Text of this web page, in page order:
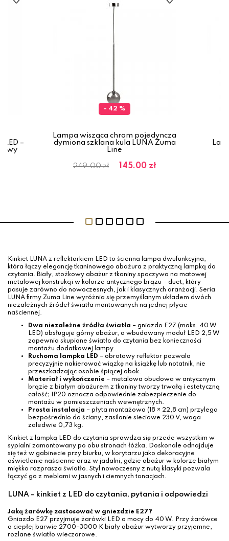
LED –
- 42 %
Lampa wisząca chrom pojedyncza
dymiona szklana kula LUNA Zuma
Line
249.00 zł 145.00 zł
Kinkiet LUNA z reflektorkiem LED to ścienna lampa dwufunkcyjna,
która łączy elegancję tkaninowego abażura z praktyczną lampką do
czytania. Biały, stożkowy abażur z tkaniny spoczywa na matowej
metalowej konstrukcji w kolorze antycznego brązu – duet, który
pasuje zarówno do nowoczesnych, jak i klasycznych aranżacji. Seria
LUNA firmy Zuma Line wyróżnia się przemyślanym układem dwóch
niezależnych źródeł światła montowanych na jednej płycie
naściennej.
Dwa niezależne źródła światła – gniazdo E27 (maks. 40 W
LED) obsługuje górny abażur, a wbudowany moduł LED 2,5 W
zapewnia skupione światło do czytania bez konieczności
montażu dodatkowej lampy.
Ruchoma lampka LED – obrotowy reflektor pozwala
precyzyjnie nakierować wiązkę na książkę lub notatnik, nie
przeszkadzając osobie śpiącej obok.
Materiał i wykończenie – metalowa obudowa w antycznym
brązie z białym abażurem z tkaniny tworzy trwałą i estetyczną
całość; IP20 oznacza odpowiednie zabezpieczenie do
montażu w pomieszczeniach wewnętrznych.
Prosta instalacja – płyta montażowa (18 × 22,8 cm) przylega
bezpośrednio do ściany, zasilanie sieciowe 230 V, waga
zaledwie 0,73 kg.
Kinkiet z lampką LED do czytania sprawdza się przede wszystkim w
sypialni zamontowany po obu stronach łóżka. Doskonale odnajduje
się też w gabinecie przy biurku, w korytarzu jako dekoracyjne
oświetlenie naścienne oraz w jadalni, gdzie abażur w kolorze białym
miękko rozprasza światło. Styl nowoczesny z nutą klasyki pozwala
łączyć go z meblami w jasnych i ciemnych tonacjach.
LUNA – kinkiet z LED do czytania, pytania i odpowiedzi
Jaką żarówkę zastosować w gniezdzie E27?
Gniazdo E27 przyjmuje żarówki LED o mocy do 40 W. Przy żarówce
o ciepłej barwie 2700–3000 K biały abażur wytworzy przyjemne,
rozlane światło wieczorowe.